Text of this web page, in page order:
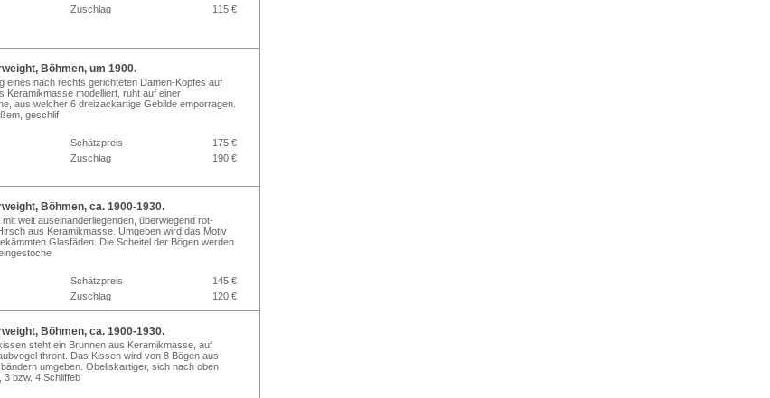
Zuschlag
115 €
Böhmen, um 1900.
eines nach rechts gerichteten Damen-Kopfes auf
Keramikmasse modelliert, ruht auf einer
aus welcher 6 dreizackartige Gebilde emporragen.
geschlif
Schätzpreis
175 €
Zuschlag
190 €
Böhmen, ca. 1900-1930.
weit auseinanderliegenden, überwiegend rot-
aus Keramikmasse. Umgeben wird das Motiv
Glasfäden. Die Scheitel der Bögen werden
Schätzpreis
145 €
Zuschlag
120 €
Böhmen, ca. 1900-1930.
steht ein Brunnen aus Keramikmasse, auf
thront. Das Kissen wird von 8 Bögen aus
umgeben. Obeliskartiger, sich nach oben
3 bzw. 4 Schliffeb